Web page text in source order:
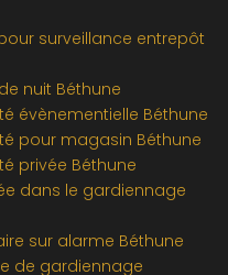
surveillance entrepôt
nuit Béthune
évènementielle Béthune
pour magasin Béthune
privée Béthune
dans le gardiennage
sur alarme Béthune
de gardiennage